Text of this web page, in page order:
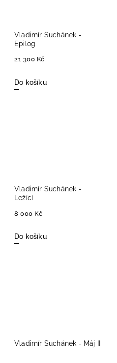
Vladimír Suchánek -
Epilog
21 300 Kč
Do košíku
Vladimír Suchánek -
Ležící
8 000 Kč
Do košíku
Vladimír Suchánek - Máj II